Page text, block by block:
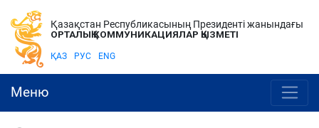
Қазақстан Республикасының Президенті жанындағы
ОРТАЛЫҚ КОММУНИКАЦИЯЛАР ҚЫЗМЕТІ
ҚАЗ РУС ENG
Меню